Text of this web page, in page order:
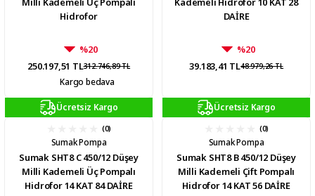
Hidrofor
%20
250.197,51 TL312.746,89 TL
Kargo bedava
DAİRE
%20
39.183,41 TL48.979,26 TL
Ücretsiz Kargo
(0)
Sumak Pompa
Sumak SHT8 C 450/12 Düşey
Milli Kademeli Üç Pompalı
Hidrofor 14 KAT 84 DAİRE
Ücretsiz Kargo
(0)
Sumak Pompa
Sumak SHT8 B 450/12 Düşey
Milli Kademeli Çift Pompalı
Hidrofor 14 KAT 56 DAİRE